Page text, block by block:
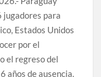
para
Estados Unidos
por el
el regreso del
años de ausencia.